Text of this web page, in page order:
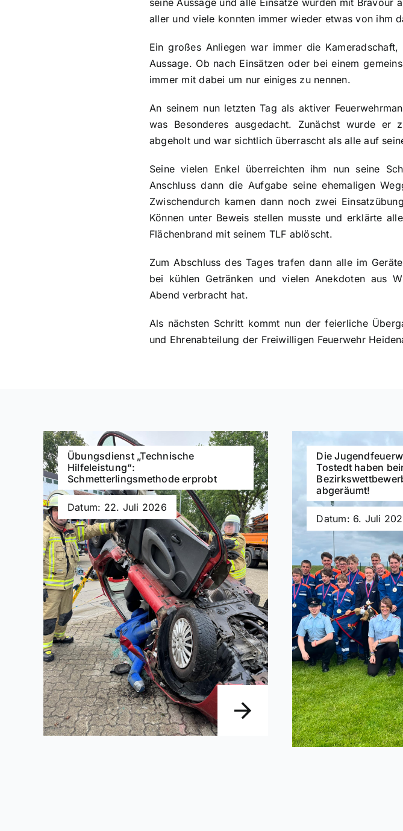
aller und viele konnten immer wieder etwas von ihm
Ein großes Anliegen war immer die
Aussage. Ob nach Einsätzen oder bei einem
immer mit dabei um nur einiges zu nennen.
An seinem nun letzten Tag als aktiver
was Besonderes ausgedacht. Zunächst wurde er
abgeholt und war sichtlich überrascht als alle auf
Seine vielen Enkel überreichten ihm nun seine
Anschluss dann die Aufgabe seine ehemaligen
Zwischendurch kamen dann noch zwei
Können unter Beweis stellen musste und erklärte
Flächenbrand mit seinem TLF ablöscht.
Zum Abschluss des Tages trafen dann alle im
bei kühlen Getränken und vielen Anekdoten aus
Abend verbracht hat.
Als nächsten Schritt kommt nun der feierliche
und Ehrenabteilung der Freiwilligen Feuerwehr
Übungsdienst „Technische
Hilfeleistung“:
Schmetterlingsmethode erprobt
Datum: 22. Juli 2026
Die
Tostedt haben
abgeräumt!
Datum: 6. Juli